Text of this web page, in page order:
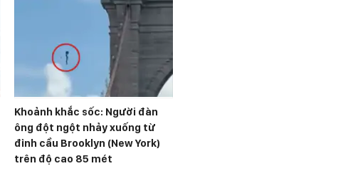
Khoảnh khắc sốc: Người đàn
ông đột ngột nhảy xuống từ
đỉnh cầu Brooklyn (New York)
trên độ cao 85 mét